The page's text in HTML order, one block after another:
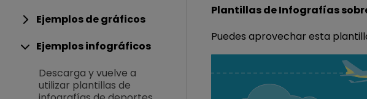
Ejemplos de gráficos
Ejemplos infográficos
Descarga y vuelve a
utilizar plantillas de
Plantillas de Infografías
Puedes aprovechar esta